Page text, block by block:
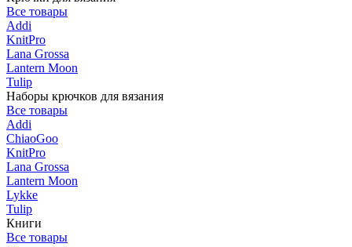
Все товары
Addi
KnitPro
Lana Grossa
Lantern Moon
Tulip
Наборы крючков для вязания
Все товары
Addi
ChiaoGoo
KnitPro
Lana Grossa
Lantern Moon
Lykke
Tulip
Книги
Все товары